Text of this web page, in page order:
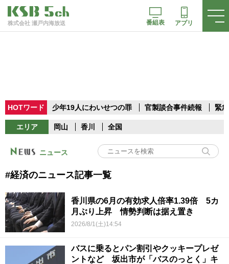
株式会社 瀬戸内海放送 番組表 アプリ
HOTワード 少年19人にわいせつの罪 官製談合事件続報 緊
エリア 岡山 香川 全国
ニュース
#経済のニュース記事一覧
香川県の6月の有効求人倍率1.39倍 5カ
月ぶり上昇 情勢判断は据え置き
2026/8/1(土)14:54
バスに乗るとパン割引やクッキープレゼ
ントなど 坂出市が「バスのっとく」キ